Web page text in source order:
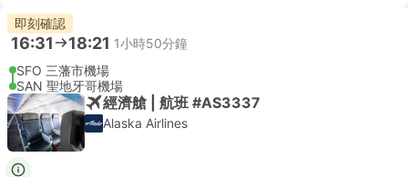
即刻確認
16:31 18:21 1小時50分鐘
SFO 三藩市機場
SAN 聖地牙哥機場
經濟艙 | 航班 #AS3337
Alaska Airlines